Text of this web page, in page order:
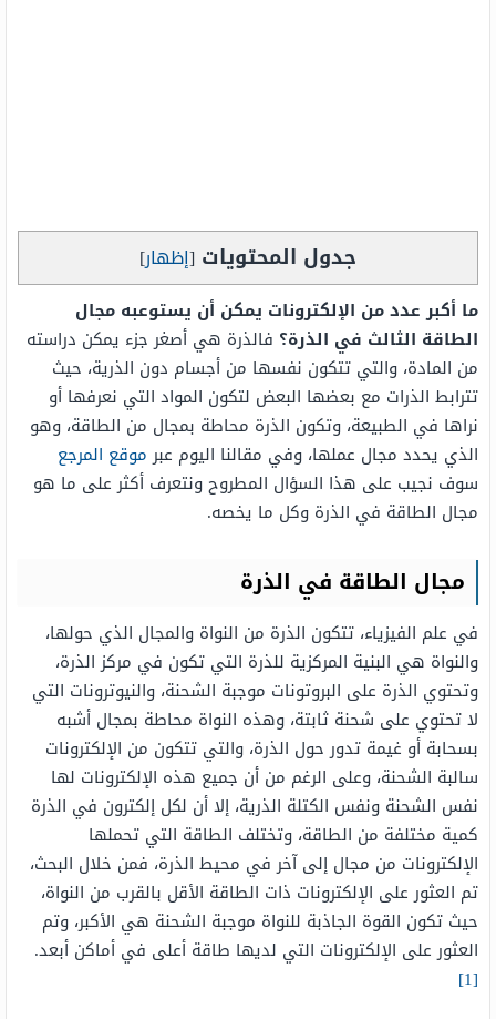
جدول المحتويات [إظهار]
ما أكبر عدد من الإلكترونات يمكن أن يستوعبه مجال
الطاقة الثالث في الذرة؟ فالذرة هي أصغر جزء يمكن دراسته
من المادة، والتي تتكون نفسها من أجسام دون الذرية، حيث
تترابط الذرات مع بعضها البعض لتكون المواد التي نعرفها أو
نراها في الطبيعة، وتكون الذرة محاطة بمجال من الطاقة، وهو
الذي يحدد مجال عملها، وفي مقالنا اليوم عبرموقع المرجع
سوف نجيب على هذا السؤال المطروح ونتعرف أكثر على ما هو
مجال الطاقة في الذرة وكل ما يخصه.
مجال الطاقة في الذرة
في علم الفيزياء، تتكون الذرة من النواة والمجال الذي حولها،
والنواة هي البنية المركزية للذرة التي تكون في مركز الذرة،
وتحتوي الذرة على البروتونات موجبة الشحنة، والنيوترونات التي
لا تحتوي على شحنة ثابتة، وهذه النواة محاطة بمجال أشبه
بسحابة أو غيمة تدور حول الذرة، والتي تتكون من الإلكترونات
سالبة الشحنة، وعلى الرغم من أن جميع هذه الإلكترونات لها
نفس الشحنة ونفس الكتلة الذرية، إلا أن لكل إلكترون في الذرة
كمية مختلفة من الطاقة، وتختلف الطاقة التي تحملها
الإلكترونات من مجال إلى آخر في محيط الذرة، فمن خلال البحث،
تم العثور على الإلكترونات ذات الطاقة الأقل بالقرب من النواة،
حيث تكون القوة الجاذبة للنواة موجبة الشحنة هي الأكبر، وتم
العثور على الإلكترونات التي لديها طاقة أعلى في أماكن أبعد.
[1]